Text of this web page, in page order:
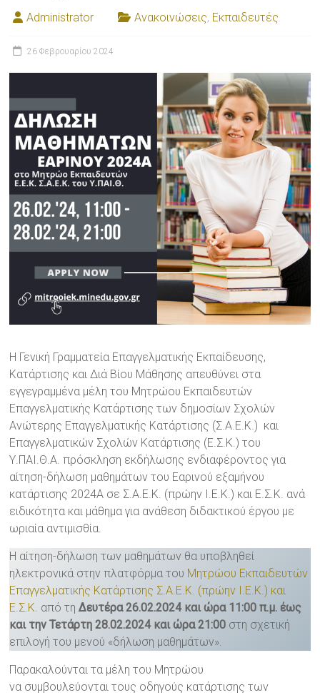
Administrator Ανακοινώσεις, Εκπαιδευτές
26 Φεβρουαρίου 2024
H Γενική Γραμματεία Επαγγελματικής Εκπαίδευσης,
Κατάρτισης και Διά Βίου Μάθησης απευθύνει στα
εγγεγραμμένα μέλη του Μητρώου Εκπαιδευτών
Επαγγελματικής Κατάρτισης των δημοσίων Σχολών
Ανώτερης Επαγγελματικής Κατάρτισης (Σ.Α.Ε.Κ.) και
Επαγγελματικών Σχολών Κατάρτισης (Ε.Σ.Κ.) του
Υ.ΠΑΙ.Θ.Α. πρόσκληση εκδήλωσης ενδιαφέροντος για
αίτηση-δήλωση μαθημάτων του Εαρινού εξαμήνου
κατάρτισης 2024Α σε Σ.Α.Ε.Κ. (πρώην Ι.Ε.Κ.) και Ε.Σ.Κ. ανά
ειδικότητα και μάθημα για ανάθεση διδακτικού έργου με
ωριαία αντιμισθία.
Η αίτηση-δήλωση των μαθημάτων θα υποβληθεί
ηλεκτρονικά στην πλατφόρμα του Μητρώου Εκπαιδευτών
Επαγγελματικής Κατάρτισης Σ.Α.Ε.Κ. (πρώην Ι.Ε.Κ.) και
Ε.Σ.Κ. από τηΔευτέρα 26.02.2024 και ώρα 11:00 π.μ. έως
και την Τετάρτη 28.02.2024 και ώρα 21:00 στη σχετική
επιλογή του μενού «δήλωση μαθημάτων».
Παρακαλούνται τα μέλη του Μητρώου
να συμβουλεύονται τους οδηγούς κατάρτισης των